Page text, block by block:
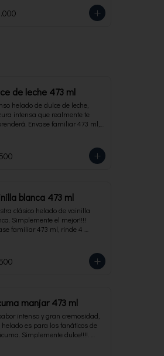
de leche 473 ml
helado de dulce de leche,
intensa que realmente te
Envase familiar 473 ml,
blanca 473 ml
clásico helado de vainilla
Simplemente el mejor!!!!
familiar 473 ml, rinde 4
manjar 473 ml
intenso y gran cremosidad,
helado es para los fanáticos de
Simplemente dulce!!!!.